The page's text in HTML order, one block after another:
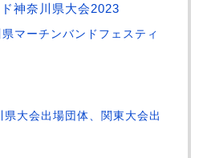
神奈川県大会2023
マーチンバンドフェスティ
県大会出場団体、関東大会出